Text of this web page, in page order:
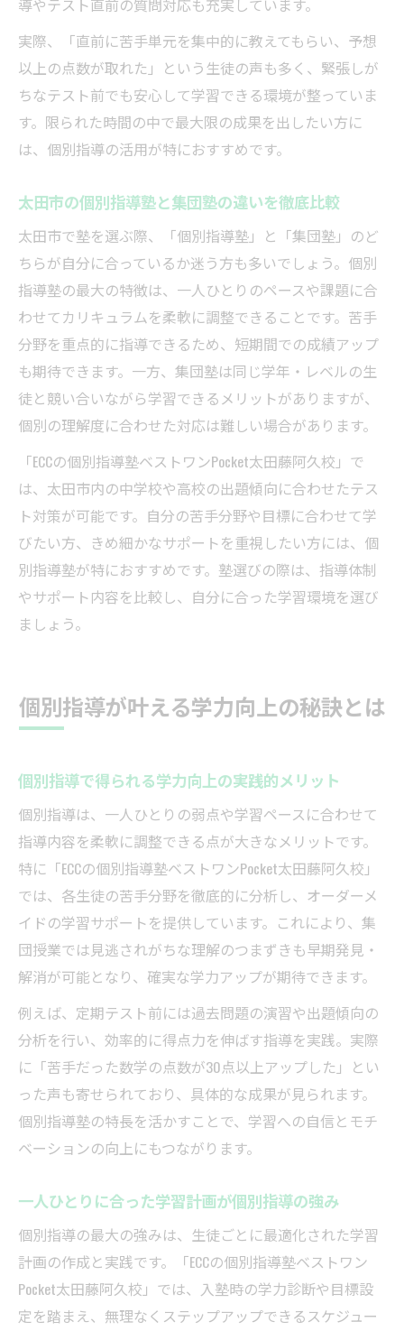
導やテスト直前の質問対応も充実しています。
実際、「直前に苦手単元を集中的に教えてもらい、予想
以上の点数が取れた」という生徒の声も多く、緊張しが
ちなテスト前でも安心して学習できる環境が整っていま
す。限られた時間の中で最大限の成果を出したい方に
は、個別指導の活用が特におすすめです。
太田市の個別指導塾と集団塾の違いを徹底比較
太田市で塾を選ぶ際、「個別指導塾」と「集団塾」のど
ちらが自分に合っているか迷う方も多いでしょう。個別
指導塾の最大の特徴は、一人ひとりのペースや課題に合
わせてカリキュラムを柔軟に調整できることです。苦手
分野を重点的に指導できるため、短期間での成績アップ
も期待できます。一方、集団塾は同じ学年・レベルの生
徒と競い合いながら学習できるメリットがありますが、
個別の理解度に合わせた対応は難しい場合があります。
「ECCの個別指導塾ベストワンPocket太田藤阿久校」で
は、太田市内の中学校や高校の出題傾向に合わせたテス
ト対策が可能です。自分の苦手分野や目標に合わせて学
びたい方、きめ細かなサポートを重視したい方には、個
別指導塾が特におすすめです。塾選びの際は、指導体制
やサポート内容を比較し、自分に合った学習環境を選び
ましょう。
個別指導が叶える学力向上の秘訣とは
個別指導で得られる学力向上の実践的メリット
個別指導は、一人ひとりの弱点や学習ペースに合わせて
指導内容を柔軟に調整できる点が大きなメリットです。
特に「ECCの個別指導塾ベストワンPocket太田藤阿久校」
では、各生徒の苦手分野を徹底的に分析し、オーダーメ
イドの学習サポートを提供しています。これにより、集
団授業では見逃されがちな理解のつまずきも早期発見・
解消が可能となり、確実な学力アップが期待できます。
例えば、定期テスト前には過去問題の演習や出題傾向の
分析を行い、効率的に得点力を伸ばす指導を実践。実際
に「苦手だった数学の点数が30点以上アップした」とい
った声も寄せられており、具体的な成果が見られます。
個別指導塾の特長を活かすことで、学習への自信とモチ
ベーションの向上にもつながります。
一人ひとりに合った学習計画が個別指導の強み
個別指導の最大の強みは、生徒ごとに最適化された学習
計画の作成と実践です。「ECCの個別指導塾ベストワン
Pocket太田藤阿久校」では、入塾時の学力診断や目標設
定を踏まえ、無理なくステップアップできるスケジュー